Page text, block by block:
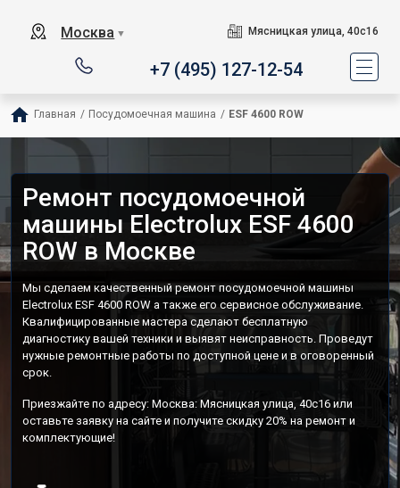
Москва ▼ Мясницкая улица, 40с16
+7 (495) 127-12-54
Главная / Посудомоечная машина / ESF 4600 ROW
Ремонт посудомоечной
машины Electrolux ESF 4600
ROW в Москве
Мы сделаем качественный ремонт посудомоечной машины
Electrolux ESF 4600 ROW а также его сервисное обслуживание.
Квалифицированные мастера сделают бесплатную
диагностику вашей техники и выявят неисправность. Проведут
нужные ремонтные работы по доступной цене и в оговоренный
срок.
Приезжайте по адресу: Москва: Мясницкая улица, 40с16 или
оставьте заявку на сайте и получите скидку 20% на ремонт и
комплектующие!